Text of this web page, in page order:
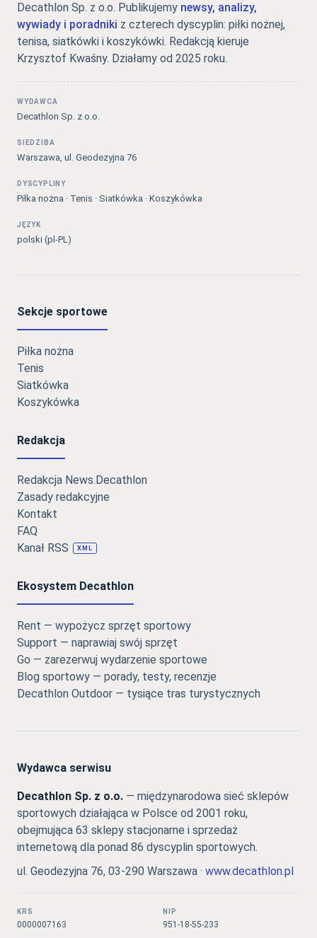
Decathlon Sp. z o.o. Publikujemy newsy, analizy,
wywiady i poradniki z czterech dyscyplin: piłki nożnej,
tenisa, siatkówki i koszykówki. Redakcją kieruje
Krzysztof Kwaśny. Działamy od 2025 roku.
WYDAWCA
Decathlon Sp. z o.o.
SIEDZIBA
Warszawa, ul. Geodezyjna 76
DYSCYPLINY
Piłka nożna · Tenis · Siatkówka · Koszykówka
JĘZYK
polski (pl-PL)
Sekcje sportowe
Piłka nożna
Tenis
Siatkówka
Koszykówka
Redakcja
Redakcja News.Decathlon
Zasady redakcyjne
Kontakt
FAQ
Kanał RSS
XML
Ekosystem Decathlon
Rent — wypożycz sprzęt sportowy
Support — naprawiaj swój sprzęt
Go — zarezerwuj wydarzenie sportowe
Blog sportowy — porady, testy, recenzje
Decathlon Outdoor — tysiące tras turystycznych
Wydawca serwisu
Decathlon Sp. z o.o. — międzynarodowa sieć sklepów
sportowych działająca w Polsce od 2001 roku,
obejmująca 63 sklepy stacjonarne i sprzedaż
internetową dla ponad 86 dyscyplin sportowych.
ul. Geodezyjna 76, 03-290 Warszawa · www.decathlon.pl
KRS
0000007163
NIP
951-18-55-233